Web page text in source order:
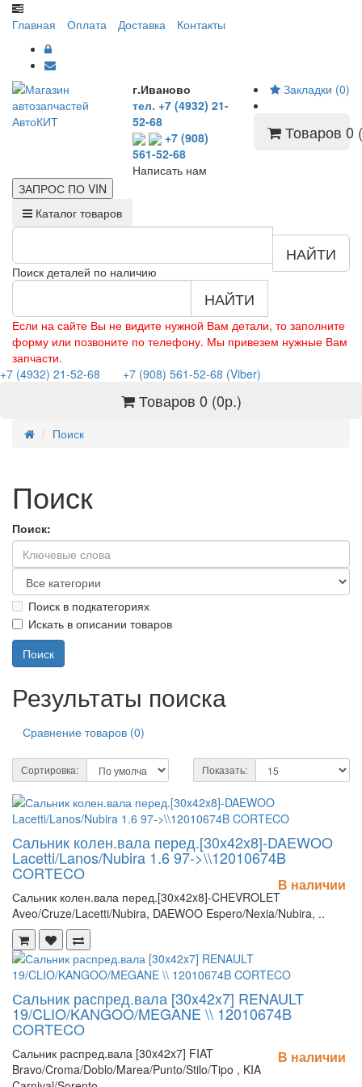
Главная Оплата Доставка Контакты
г.Иваново
тел. +7 (4932) 21-
52-68
+7 (908)
561-52-68
Написать нам
Закладки (0)
Товаров 0
ЗАПРОС ПО VIN
Каталог товаров
Поиск деталей по наличию
НАЙТИ
НАЙТИ
Если на сайте Вы не видите нужной Вам детали, то заполните
форму или позвоните по телефону. Мы привезем нужные Вам
запчасти.
+7 (4932) 21-52-68
+7 (908) 561-52-68 (Viber)
Товаров 0 (0р.)
Поиск
Поиск
Поиск:
Поиск в подкатегориях
Искать в описании товаров
Результаты поиска
Сравнение товаров (0)
Сортировка: Показать:
Сальник колен.вала перед.[30x42x8]-DAEWOO
Lacetti/Lanos/Nubira 1.6 97->\\12010674B
CORTECO
Сальник колен.вала перед.[30x42x8]-CHEVROLET
Aveo/Cruze/Lacetti/Nubira, DAEWOO Espero/Nexia/Nubira, ..
В наличии
Сальник распред.вала [30x42x7] RENAULT
19/CLIO/KANGOO/MEGANE \\ 12010674B
CORTECO
Сальник распред.вала [30x42x7] FIAT
Bravo/Croma/Doblo/Marea/Punto/Stilo/Tipo , KIA
В наличии